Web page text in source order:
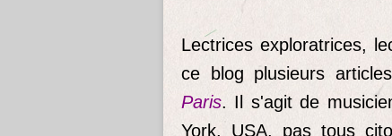
Lectrices exploratrices,
ce blog plusieurs
Paris. Il s'agit de
York, USA, pas tous